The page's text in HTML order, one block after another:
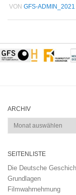
VON GFS-ADMIN_2021
ARCHIV
Archiv
SEITENLISTE
Die Deutsche
Grundlagen
Filmwahrnehmung